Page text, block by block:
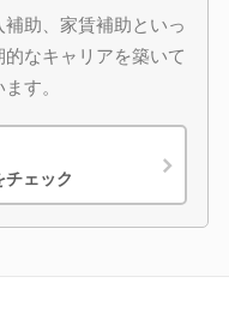
助、家賃補助といっ
なキャリアを築いて
す。
チェック